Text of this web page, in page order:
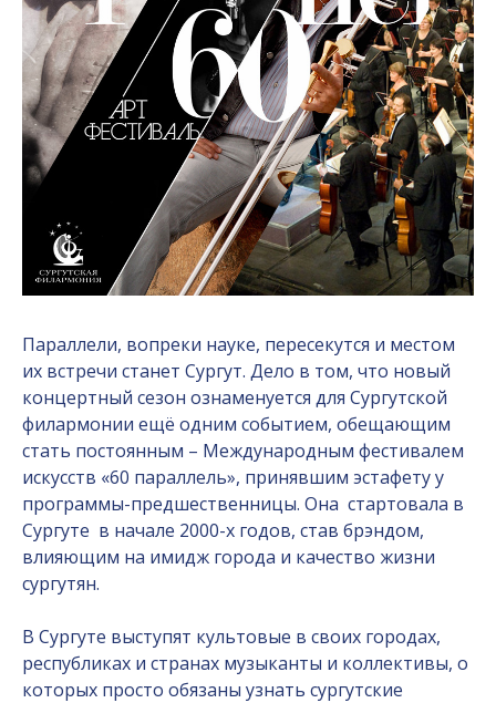
Параллели, вопреки науке, пересекутся и местом
их встречи станет Сургут. Дело в том, что новый
концертный сезон ознаменуется для Сургутской
филармонии ещё одним событием, обещающим
стать постоянным – Международным фестивалем
искусств «60 параллель», принявшим эстафету у
программы-предшественницы. Она стартовала в
Сургуте в начале 2000-х годов, став брэндом,
влияющим на имидж города и качество жизни
сургутян.
В Сургуте выступят культовые в своих городах,
республиках и странах музыканты и коллективы, о
которых просто обязаны узнать сургутские